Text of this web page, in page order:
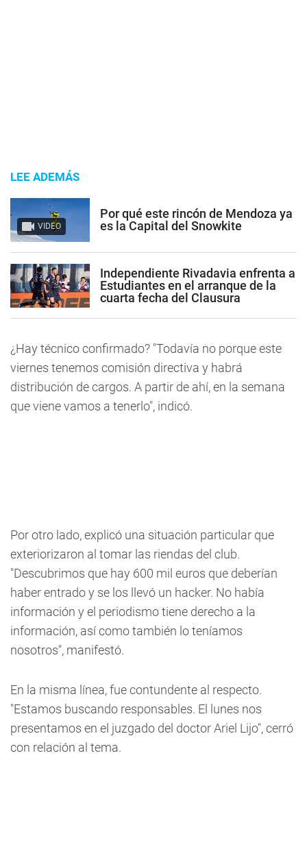
LEE ADEMÁS
VIDEO
Por qué este rincón de Mendoza ya
es la Capital del Snowkite
Independiente Rivadavia enfrenta a
Estudiantes en el arranque de la
cuarta fecha del Clausura
¿Hay técnico confirmado? "Todavía no porque este
viernes tenemos comisión directiva y habrá
distribución de cargos. A partir de ahí, en la semana
que viene vamos a tenerlo", indicó.
Por otro lado, explicó una situación particular que
exteriorizaron al tomar las riendas del club.
"Descubrimos que hay 600 mil euros que deberían
haber entrado y se los llevó un hacker. No había
información y el periodismo tiene derecho a la
información, así como también lo teníamos
nosotros", manifestó.
En la misma línea, fue contundente al respecto.
"Estamos buscando responsables. El lunes nos
presentamos en el juzgado del doctor Ariel Lijo", cerró
con relación al tema.